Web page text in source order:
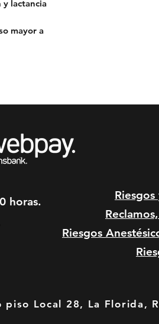
lactancia
mayor a
horas.
Riesgos
piso Local 28, La Florida,